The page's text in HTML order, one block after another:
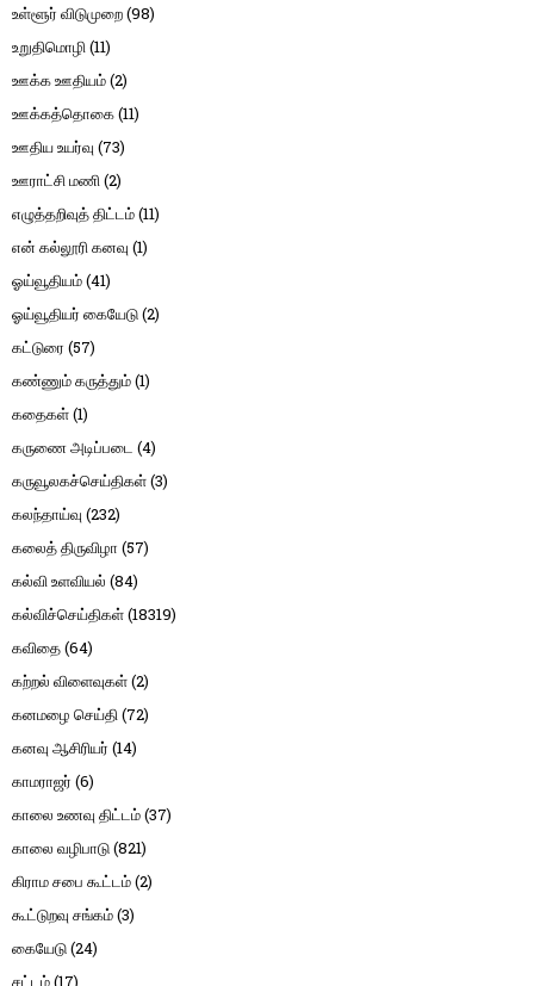
உள்ளூர் விடுமுறை(98)
உறுதிமொழி(11)
ஊக்க ஊதியம்(2)
ஊக்கத்தொகை(11)
ஊதிய உயர்வு (73)
ஊராட்சி மணி(2)
எழுத்தறிவுத் திட்டம்(11)
என் கல்லூரி கனவு (1)
ஓய்வூதியம்(41)
ஓய்வூதியர் கையேடு(2)
கட்டுரை (57)
கண்ணும் கருத்தும்(1)
கதைகள்(1)
கருணை அடிப்படை (4)
கருவூலகச்செய்திகள்(3)
கலந்தாய்வு (232)
கலைத் திருவிழா (57)
கல்வி உளவியல் (84)
கல்விச்செய்திகள்(18319)
கவிதை(64)
கற்றல் விளைவுகள்(2)
கனமழை செய்தி(72)
கனவு ஆசிரியர் (14)
காமராஜர் (6)
காலை உணவு திட்டம்(37)
காலை வழிபாடு(821)
கிராம சபை கூட்டம்(2)
கூட்டுறவு சங்கம்(3)
கையேடு(24)
சட்டம்(17)